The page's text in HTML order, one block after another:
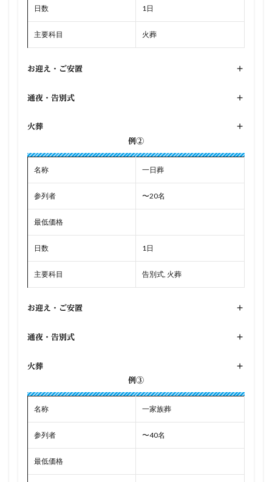
日数 1日
主要科目 火葬
お迎え・ご安置 +
通夜・告別式 +
火葬
+
例②
名称 一日葬
参列者 〜20名
最低価格
日数 1日
主要科目 告別式, 火葬
お迎え・ご安置 +
通夜・告別式 +
火葬
+
例③
名称 一家族葬
参列者 〜40名
最低価格